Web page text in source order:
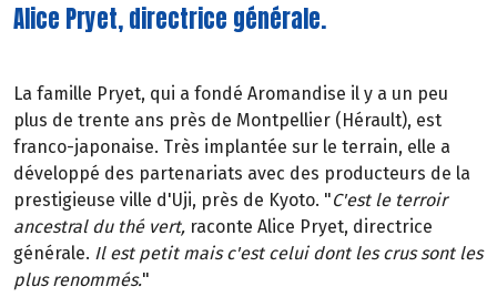
Alice Pryet, directrice générale.
La famille Pryet, qui a fondé Aromandise il y a un peu
plus de trente ans près de Montpellier (Hérault), est
franco-japonaise. Très implantée sur le terrain, elle a
développé des partenariats avec des producteurs de la
prestigieuse ville d'Uji, près de Kyoto. "C'est le terroir
ancestral du thé vert, raconte Alice Pryet, directrice
générale. Il est petit mais c'est celui dont les crus sont les
plus renommés."